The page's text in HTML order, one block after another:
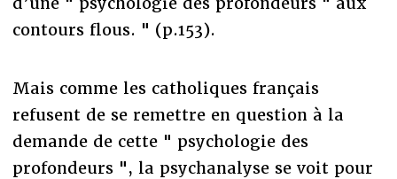
contours flous. " (p.153).
Mais comme les catholiques français
refusent de se remettre en question à la
demande de cette " psychologie des
profondeurs ", la psychanalyse se voit pour